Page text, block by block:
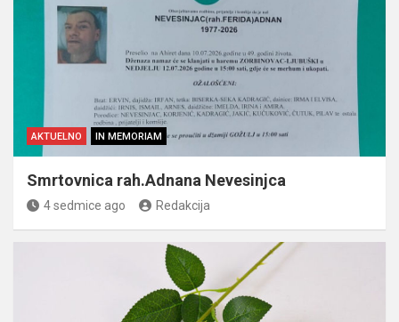
AKTUELNO IN MEMORIAM
Smrtovnica rah.Adnana Nevesinjca
4 sedmice ago Redakcija